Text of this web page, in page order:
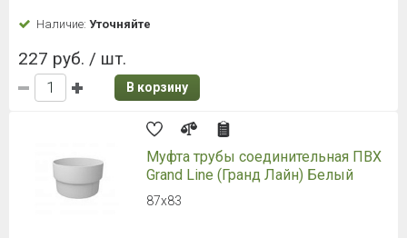
Наличие: Уточняйте
227 руб. / шт.
В корзину
Муфта трубы соединительная ПВХ
Grand Line (Гранд Лайн) Белый
87х83